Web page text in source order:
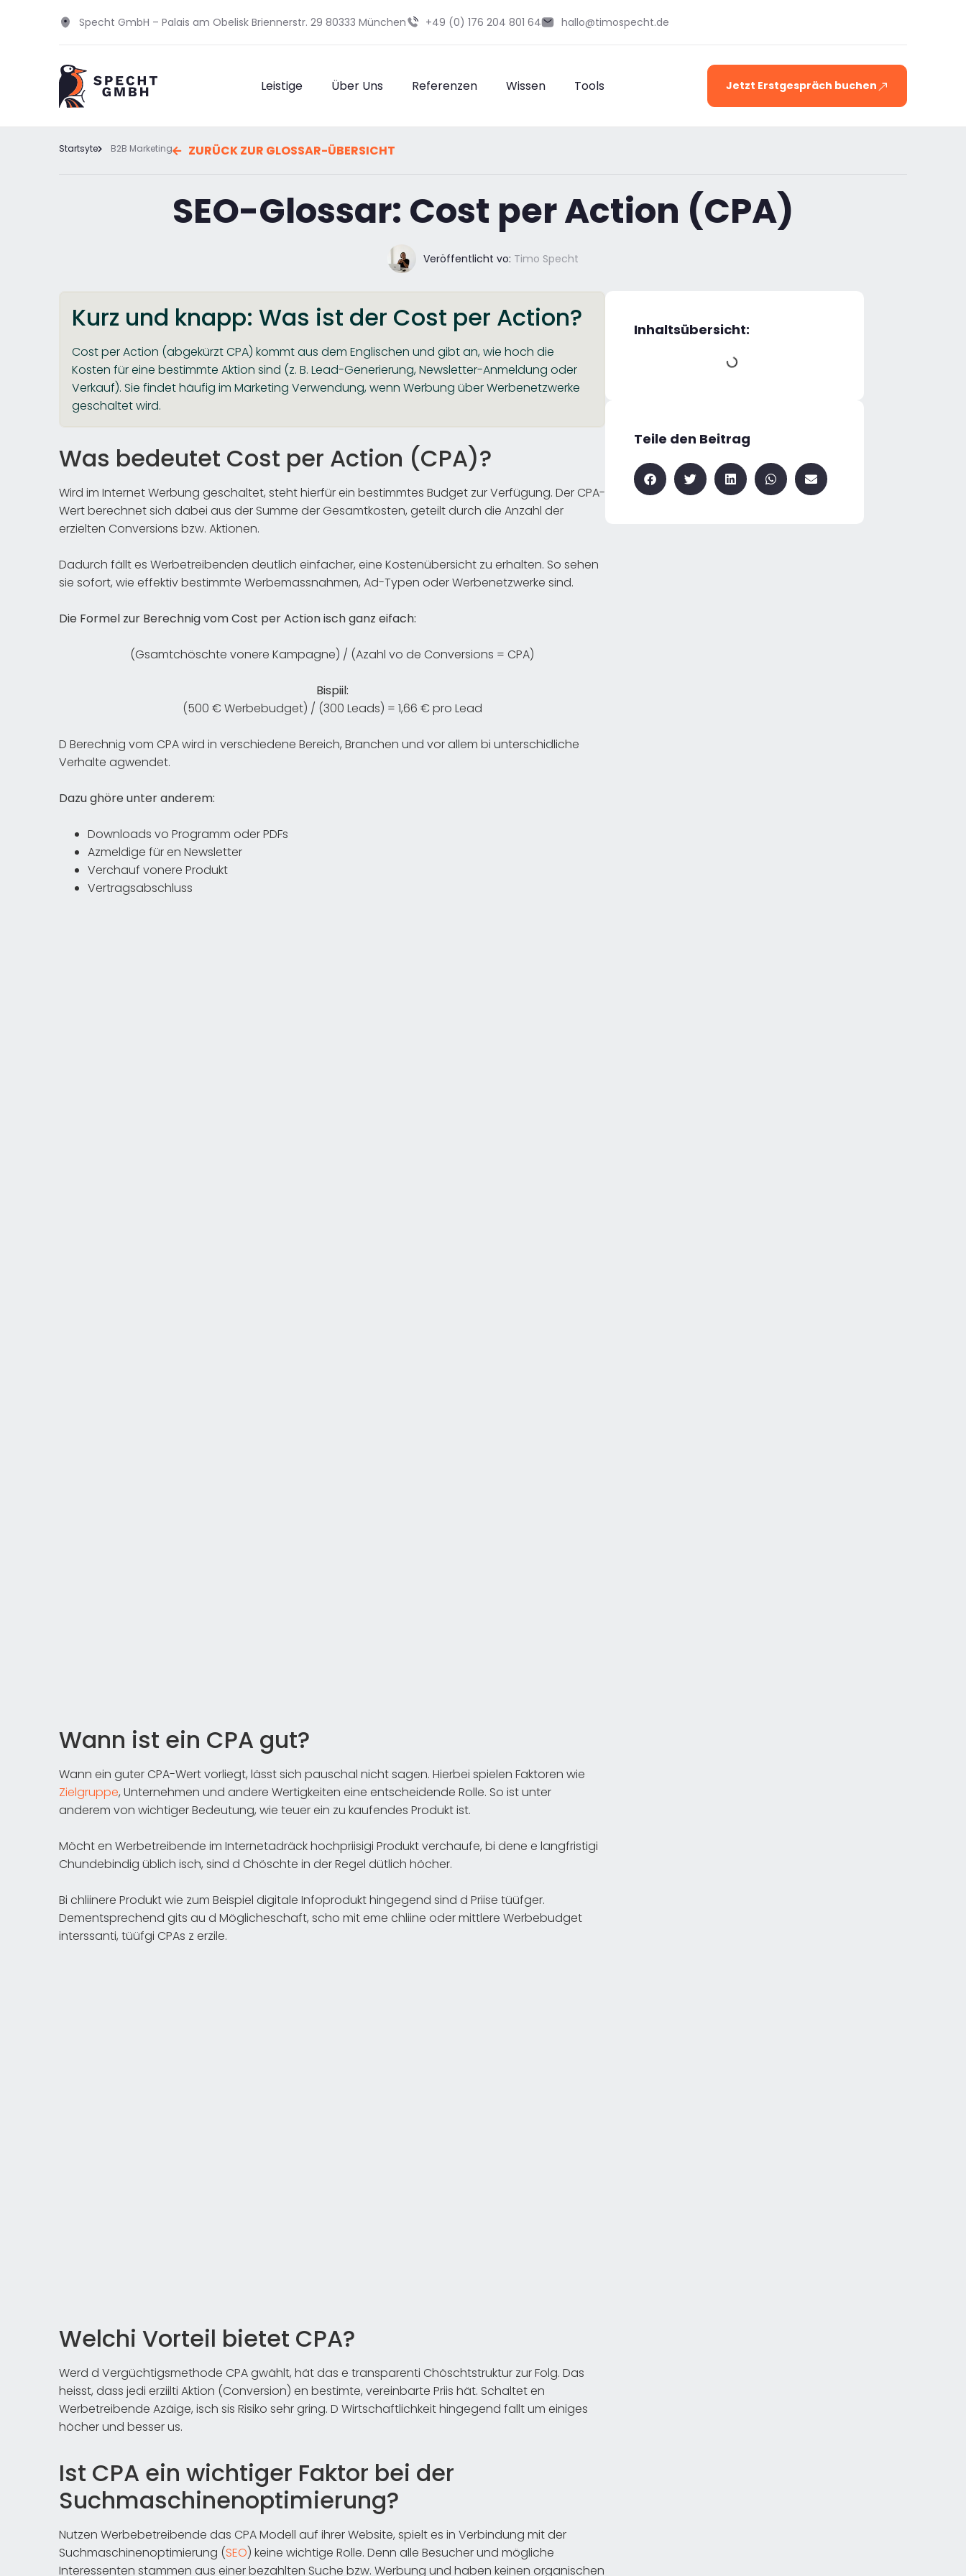
Specht GmbH – Palais am Obelisk Briennerstr. 29 80333 München +49 (0) 176 204 801 64 hallo@timospecht.de
Leistige Über Uns Referenzen Wissen Tools Jetzt Erstgespräch buchen
Startsyte B2B Marketing ZURÜCK ZUR GLOSSAR-ÜBERSICHT
SEO-Glossar: Cost per Action (CPA)
Veröffentlicht vo: Timo Specht
Kurz und knapp: Was ist der Cost per Action?
Cost per Action (abgekürzt CPA) kommt aus dem Englischen und gibt an, wie hoch die
Kosten für eine bestimmte Aktion sind (z. B. Lead-Generierung, Newsletter-Anmeldung oder
Verkauf). Sie findet häufig im Marketing Verwendung, wenn Werbung über Werbenetzwerke
geschaltet wird.
Was bedeutet Cost per Action (CPA)?
Wird im Internet Werbung geschaltet, steht hierfür ein bestimmtes Budget zur Verfügung. Der CPA-
Wert berechnet sich dabei aus der Summe der Gesamtkosten, geteilt durch die Anzahl der
erzielten Conversions bzw. Aktionen.
Dadurch fällt es Werbetreibenden deutlich einfacher, eine Kostenübersicht zu erhalten. So sehen
sie sofort, wie effektiv bestimmte Werbemassnahmen, Ad-Typen oder Werbenetzwerke sind.
Die Formel zur Berechnig vom Cost per Action isch ganz eifach:
(Gsamtchöschte vonere Kampagne) / (Azahl vo de Conversions = CPA)
Bispiil:
(500 € Werbebudget) / (300 Leads) = 1,66 € pro Lead
D Berechnig vom CPA wird in verschiedene Bereich, Branchen und vor allem bi unterschidliche
Verhalte agwendet.
Dazu ghöre unter anderem:
Downloads vo Programm oder PDFs
Azmeldige für en Newsletter
Verchauf vonere Produkt
Vertragsabschluss
Wann ist ein CPA gut?
Wann ein guter CPA-Wert vorliegt, lässt sich pauschal nicht sagen. Hierbei spielen Faktoren wie
Zielgruppe, Unternehmen und andere Wertigkeiten eine entscheidende Rolle. So ist unter
anderem von wichtiger Bedeutung, wie teuer ein zu kaufendes Produkt ist.
Möcht en Werbetreibende im Internetadräck hochpriisigi Produkt verchaufe, bi dene e langfristigi
Chundebindig üblich isch, sind d Chöschte in der Regel dütlich höcher.
Bi chliinere Produkt wie zum Beispiel digitale Infoprodukt hingegend sind d Priise tüüfger.
Dementsprechend gits au d Möglicheschaft, scho mit eme chliine oder mittlere Werbebudget
interssanti, tüüfgi CPAs z erzile.
Welchi Vorteil bietet CPA?
Werd d Vergüchtigsmethode CPA gwählt, hät das e transparenti Chöschtstruktur zur Folg. Das
heisst, dass jedi erziilti Aktion (Conversion) en bestimte, vereinbarte Priis hät. Schaltet en
Werbetreibende Azäige, isch sis Risiko sehr gring. D Wirtschaftlichkeit hingegend fallt um einiges
höcher und besser us.
Ist CPA ein wichtiger Faktor bei der
Suchmaschinenoptimierung?
Nutzen Werbebetreibende das CPA Modell auf ihrer Website, spielt es in Verbindung mit der
Suchmaschinenoptimierung (SEO) keine wichtige Rolle. Denn alle Besucher und mögliche
Interessenten stammen aus einer bezahlten Suche bzw. Werbung und haben keinen organischen
Inhaltsübersicht:
Teile den Beitrag